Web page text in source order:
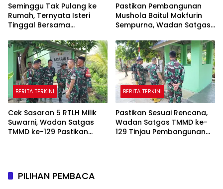
Seminggu Tak Pulang ke
Rumah, Ternyata Isteri
Tinggal Bersama
Pastikan Pembangunan
Mushola Baitul Makfurin
Sempurna, Wadan Satgas
Lokasi
BERITA TERKINI
Cek Sasaran 5 RTLH Milik
Suwarni, Wadan Satgas
TMMD ke-129 Pastikan
BERITA TERKINI
Pastikan Sesuai Rencana,
Wadan Satgas TMMD ke-
129 Tinjau Pembangunan
PILIHAN PEMBACA